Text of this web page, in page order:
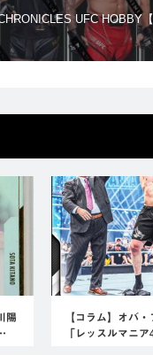
UFC HOBBY
報】
陽
【コラム】オバ
「レッスルマニ